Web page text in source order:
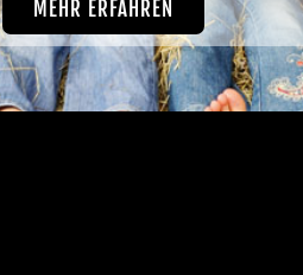
MEHR ERFAHREN